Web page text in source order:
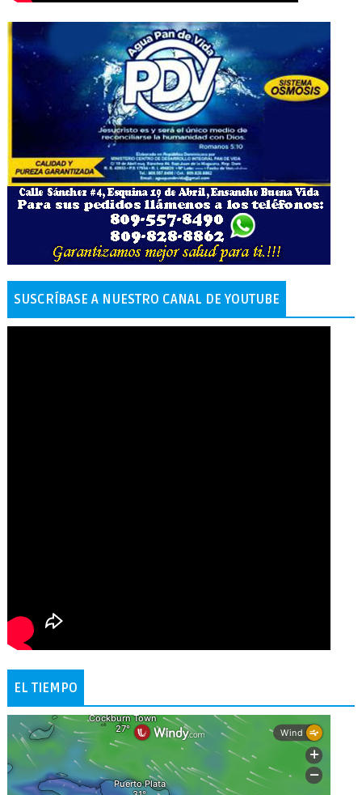
SUSCRÍBASE A NUESTRO CANAL DE YOUTUBE
EL TIEMPO